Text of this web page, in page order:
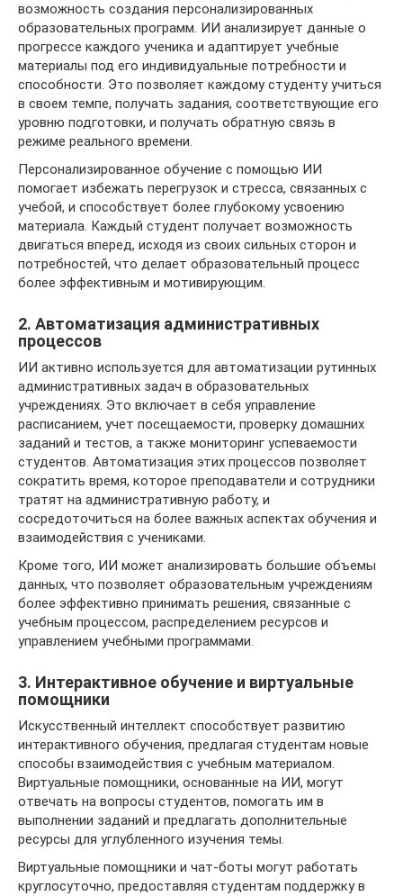
возможность создания персонализированных
образовательных программ. ИИ анализирует данные о
прогрессе каждого ученика и адаптирует учебные
материалы под его индивидуальные потребности и
способности. Это позволяет каждому студенту учиться
в своем темпе, получать задания, соответствующие его
уровню подготовки, и получать обратную связь в
режиме реального времени.
Персонализированное обучение с помощью ИИ
помогает избежать перегрузок и стресса, связанных с
учебой, и способствует более глубокому усвоению
материала. Каждый студент получает возможность
двигаться вперед, исходя из своих сильных сторон и
потребностей, что делает образовательный процесс
более эффективным и мотивирующим.
2. Автоматизация административных
процессов
ИИ активно используется для автоматизации рутинных
административных задач в образовательных
учреждениях. Это включает в себя управление
расписанием, учет посещаемости, проверку домашних
заданий и тестов, а также мониторинг успеваемости
студентов. Автоматизация этих процессов позволяет
сократить время, которое преподаватели и сотрудники
тратят на административную работу, и
сосредоточиться на более важных аспектах обучения и
взаимодействия с учениками.
Кроме того, ИИ может анализировать большие объемы
данных, что позволяет образовательным учреждениям
более эффективно принимать решения, связанные с
учебным процессом, распределением ресурсов и
управлением учебными программами.
3. Интерактивное обучение и виртуальные
помощники
Искусственный интеллект способствует развитию
интерактивного обучения, предлагая студентам новые
способы взаимодействия с учебным материалом.
Виртуальные помощники, основанные на ИИ, могут
отвечать на вопросы студентов, помогать им в
выполнении заданий и предлагать дополнительные
ресурсы для углубленного изучения темы.
Виртуальные помощники и чат-боты могут работать
круглосуточно, предоставляя студентам поддержку в